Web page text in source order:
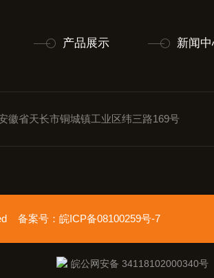
产品展示 新闻
徽省天长市铜城镇工业区纬三路169号
备案号： 皖ICP备08100259号-7
皖公网安备 34118102000340号